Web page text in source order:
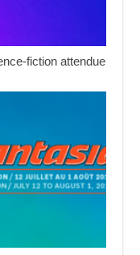
fiction attendue